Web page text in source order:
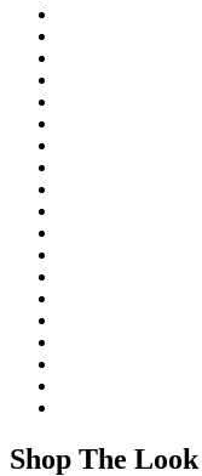
Shop The Look